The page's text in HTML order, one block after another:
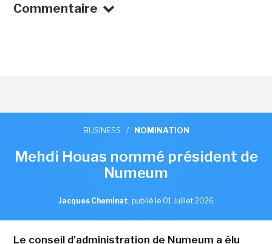
Commentaire
BUSINESS / NOMINATION
Mehdi Houas nommé président de
Numeum
Jacques Cheminat, publié le 01 Juillet 2026
Le conseil d'administration de Numeum a élu